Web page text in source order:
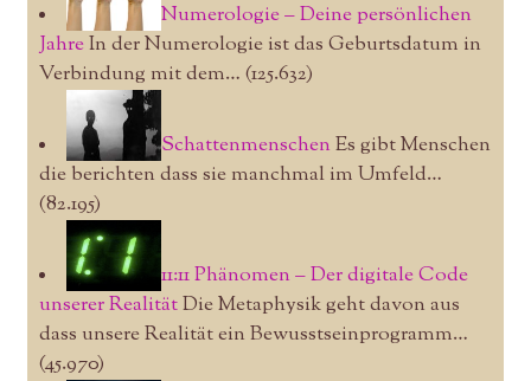
Numerologie – Deine persönlichen
JahreIn der Numerologie ist das Geburtsdatum in
Verbindung mit dem… (125.632)
SchattenmenschenEs gibt Menschen
die berichten dass sie manchmal im Umfeld…
(82.195)
11:11 Phänomen – Der digitale Code
unserer RealitätDie Metaphysik geht davon aus
dass unsere Realität ein Bewusstseinprogramm…
(45.970)